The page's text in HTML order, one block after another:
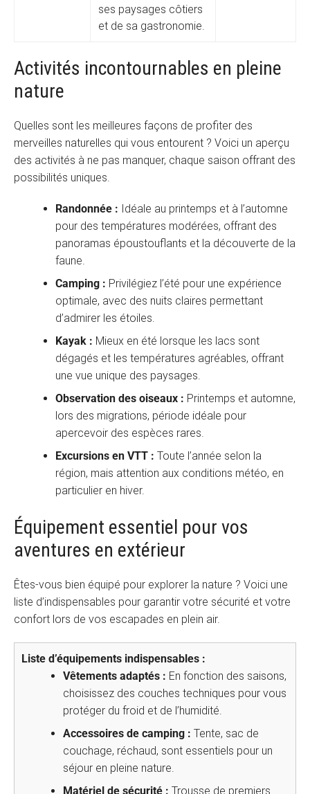
ses paysages côtiers
et de sa gastronomie.
Activités incontournables en pleine
nature
Quelles sont les meilleures façons de profiter des
merveilles naturelles qui vous entourent ? Voici un aperçu
des activités à ne pas manquer, chaque saison offrant des
possibilités uniques.
Randonnée : Idéale au printemps et à l’automne
pour des températures modérées, offrant des
panoramas époustouflants et la découverte de la
faune.
Camping : Privilégiez l’été pour une expérience
optimale, avec des nuits claires permettant
d’admirer les étoiles.
Kayak : Mieux en été lorsque les lacs sont
dégagés et les températures agréables, offrant
une vue unique des paysages.
Observation des oiseaux : Printemps et automne,
lors des migrations, période idéale pour
apercevoir des espèces rares.
Excursions en VTT : Toute l’année selon la
région, mais attention aux conditions météo, en
particulier en hiver.
Équipement essentiel pour vos
aventures en extérieur
Êtes-vous bien équipé pour explorer la nature ? Voici une
liste d’indispensables pour garantir votre sécurité et votre
confort lors de vos escapades en plein air.
Liste d’équipements indispensables :
Vêtements adaptés : En fonction des saisons,
choisissez des couches techniques pour vous
protéger du froid et de l’humidité.
Accessoires de camping : Tente, sac de
couchage, réchaud, sont essentiels pour un
séjour en pleine nature.
Matériel de sécurité : Trousse de premiers